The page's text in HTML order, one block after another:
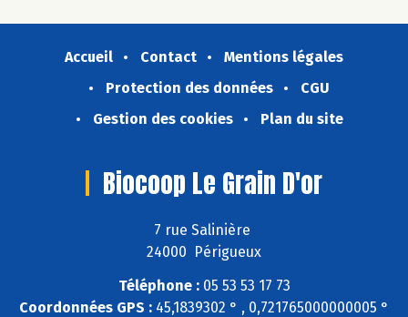
Accueil Contact
Mentions légales
Protection des données
CGU
Gestion des cookies
Plan du site
Biocoop Le Grain D'or
7 rue Salinière
24000 Périgueux
Téléphone :05 53 53 17 73
Coordonnées GPS : 45,1839302 ° , 0,721765000000005 °